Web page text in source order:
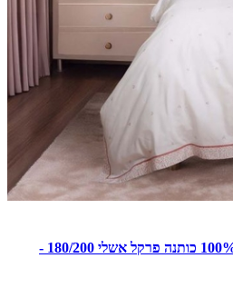
סט מצעים למיטה זוגית רחבה 100% כותנה פרקל אשלי 180/200 -